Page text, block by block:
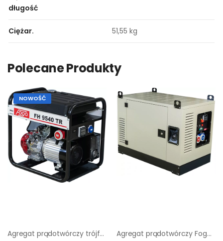
długość
Ciężar. 51,55 kg
Polecane Produkty
NOWOŚĆ
Agregat prądotwórczy trójfazowy Fogo FH 9540 TR | Agregat prądotwórczy Fogo FV 11001 CRA